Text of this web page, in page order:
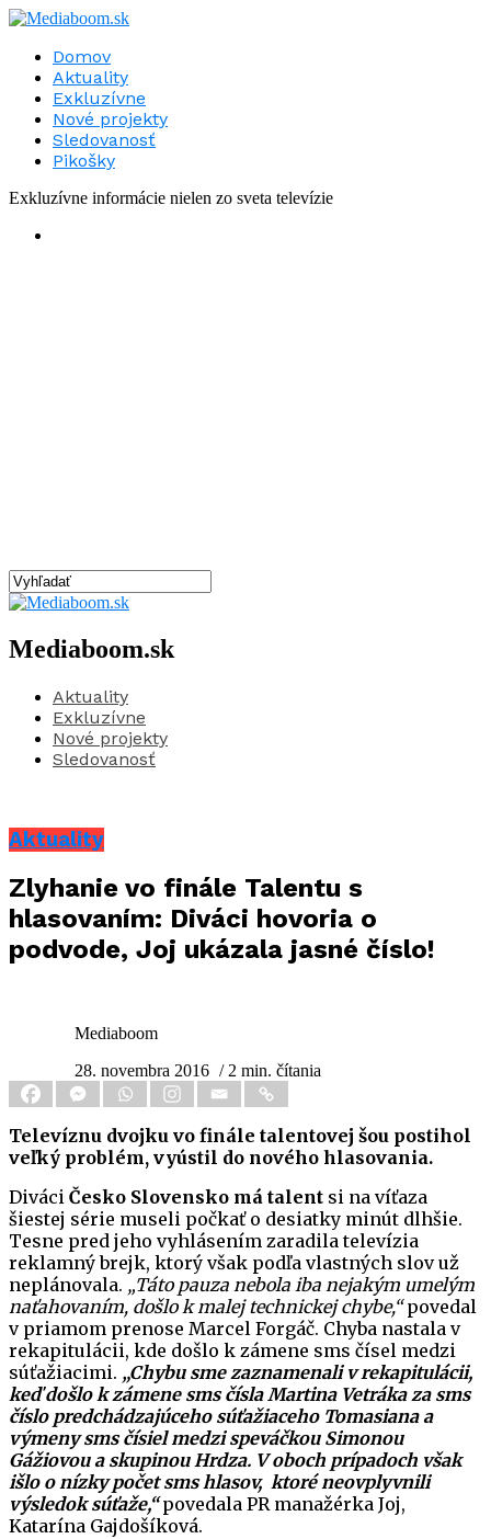
Domov
Aktuality
Exkluzívne
Nové projekty
Sledovanosť
Pikošky
Exkluzívne informácie nielen zo sveta televízie
Mediaboom.sk
Aktuality
Exkluzívne
Nové projekty
Sledovanosť
Aktuality
Zlyhanie vo finále Talentu s
hlasovaním: Diváci hovoria o
podvode, Joj ukázala jasné číslo!
Mediaboom
28. novembra 2016 / 2 min. čítania
Televíznu dvojku vo finále talentovej šou postihol
veľký problém, vyústil do nového hlasovania.
Diváci Česko Slovensko má talent si na víťaza
šiestej série museli počkať o desiatky minút dlhšie.
Tesne pred jeho vyhlásením zaradila televízia
reklamný brejk, ktorý však podľa vlastných slov už
neplánovala. „Táto pauza nebola iba nejakým umelým
naťahovaním, došlo k malej technickej chybe,“povedal
v priamom prenose Marcel Forgáč. Chyba nastala v
rekapitulácii, kde došlo k zámene sms čísel medzi
súťažiacimi. „Chybu sme zaznamenali v rekapitulácii,
keď došlo k zámene sms čísla Martina Vetráka za sms
číslo predchádzajúceho súťažiaceho Tomasiana a
výmeny sms čísiel medzi speváčkou Simonou
Gážiovou a skupinou Hrdza. V oboch prípadoch však
išlo o nízky počet sms hlasov, ktoré neovplyvnili
výsledok súťaže,“ povedala PR manažérka Joj,
Katarína Gajdošíková.